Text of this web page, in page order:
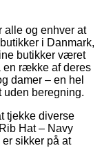
alle og enhver at
i Danmark,
butikker været
en række af deres
damer – en hel
beregning.
tjekke diverse
Hat – Navy
sikker på at